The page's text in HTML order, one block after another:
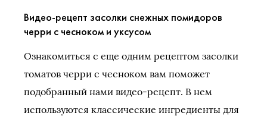
Видео-рецепт засолки снежных помидоров
черри с чесноком и уксусом
Ознакомиться с еще одним рецептом засолки
томатов черри с чесноком вам поможет
подобранный нами видео-рецепт. В нем
используются классические ингредиенты для